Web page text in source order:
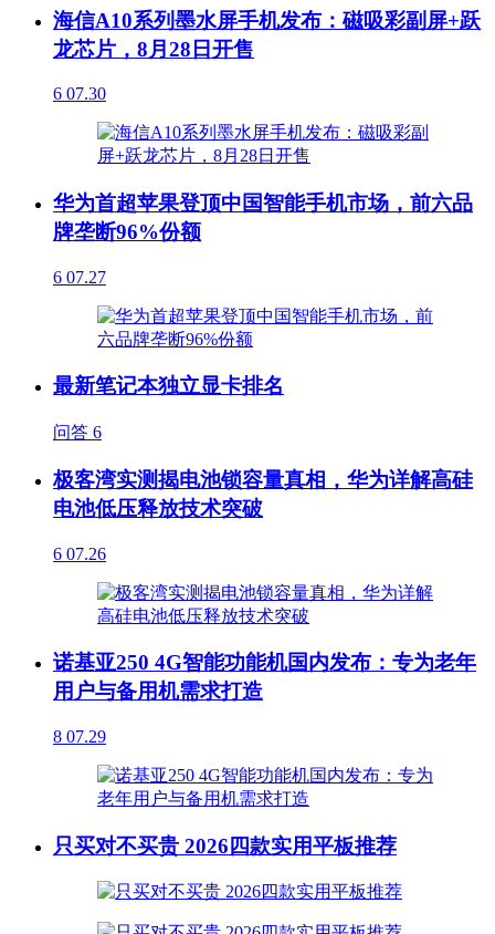
海信A10系列墨水屏手机发布：磁吸彩副屏+跃
龙芯片，8月28日开售
6 07.30
华为首超苹果登顶中国智能手机市场，前六品
牌垄断96%份额
6 07.27
最新笔记本独立显卡排名
问答 6
极客湾实测揭电池锁容量真相，华为详解高硅
电池低压释放技术突破
6 07.26
诺基亚250 4G智能功能机国内发布：专为老年
用户与备用机需求打造
8 07.29
只买对不买贵 2026四款实用平板推荐